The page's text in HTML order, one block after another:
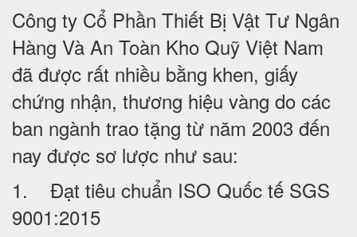
Công ty Cổ Phần Thiết Bị Vật Tư Ngân
Hàng Và An Toàn Kho Quỹ Việt Nam
đã được rất nhiều bằng khen, giấy
chứng nhận, thương hiệu vàng do các
ban ngành trao tặng từ năm 2003 đến
nay được sơ lược như sau:
1. Đạt tiêu chuẩn ISO Quốc tế SGS
9001:2015